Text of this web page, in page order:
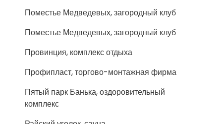
Поместье Медведевых, загородный клуб
Поместье Медведевых, загородный клуб
Провинция, комплекс отдыха
Профипласт, торгово-монтажная фирма
Пятый парк Банька, оздоровительный
комплекс